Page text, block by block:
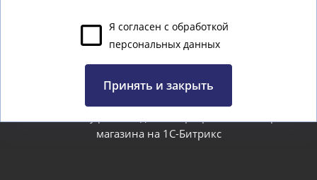
магазина на 1C-Битрикс
Я согласен с обработкой
персональных данных
Принять и закрыть